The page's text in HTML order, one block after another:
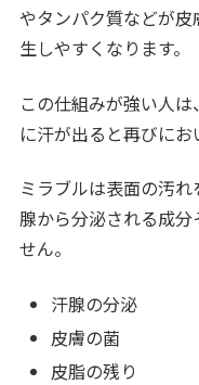
やタンパク質などが
生しやすくなります。
この仕組みが強い人
に汗が出ると再びにお
ミラブルは表面の汚
腺から分泌される成
せん。
汗腺の分泌
皮膚の菌
皮脂の残り